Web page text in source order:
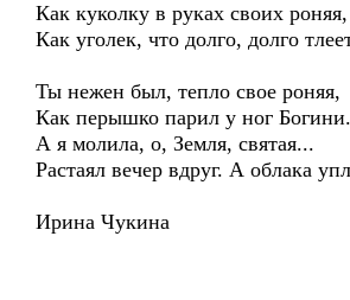
Как куколку в руках своих роняя,
Как уголек, что долго, долго
Ты нежен был, тепло свое роняя,
Как перышко парил у ног Богини.
А я молила, о, Земля, святая...
Растаял вечер вдруг. А облака
Ирина Чукина